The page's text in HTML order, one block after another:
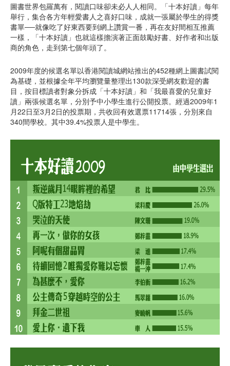
圖書世界包羅萬有，閱讀口味卻未必人人相同。「十本好讀」每年
舉行，集合各方年輕愛書人之喜好口味，成就一張屬於學生的得獎
書單──就像吃了好東西要到網上讚賞一番，再在友好間相互推薦
一樣，「十本好讀」也就這樣擔演著正面鼓勵好書、好作者和出版
商的角色，走到第七個年頭了。
2009年度的候選名單以香港閱讀城網站推出的452種網上圖書試閱
為基礎，並根據全年平均瀏覽量整理出130款深受網友歡迎的書
目，按目標讀者對象分拆成「十本好讀」和「我最喜愛的兒童好
讀」兩張候選名單，分別予中小學生進行公開投票。經過2009年1
月22日至3月2日的投票期，共收回有效選票11714張，分別來自
340間學校。其中39.4%投票人是中學生。